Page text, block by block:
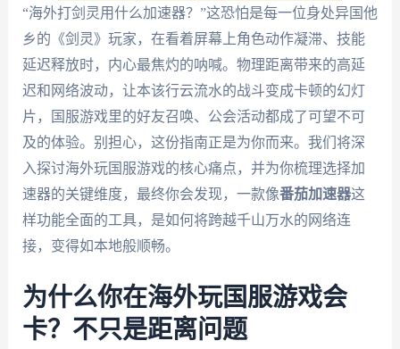
“海外打剑灵用什么加速器？”这恐怕是每一位身处异国他
乡的《剑灵》玩家，在看着屏幕上角色动作凝滞、技能
延迟释放时，内心最焦灼的呐喊。物理距离带来的高延
迟和网络波动，让本该行云流水的战斗变成卡顿的幻灯
片，国服游戏里的好友召唤、公会活动都成了可望不可
及的体验。别担心，这份指南正是为你而来。我们将深
入探讨海外玩国服游戏的核心痛点，并为你梳理选择加
速器的关键维度，最终你会发现，一款像番茄加速器这
样功能全面的工具，是如何将跨越千山万水的网络连
接，变得如本地般顺畅。
为什么你在海外玩国服游戏会
卡？不只是距离问题